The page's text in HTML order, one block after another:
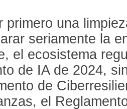
primero una
seriamente la
el ecosistema
de IA de 2024,
de
el